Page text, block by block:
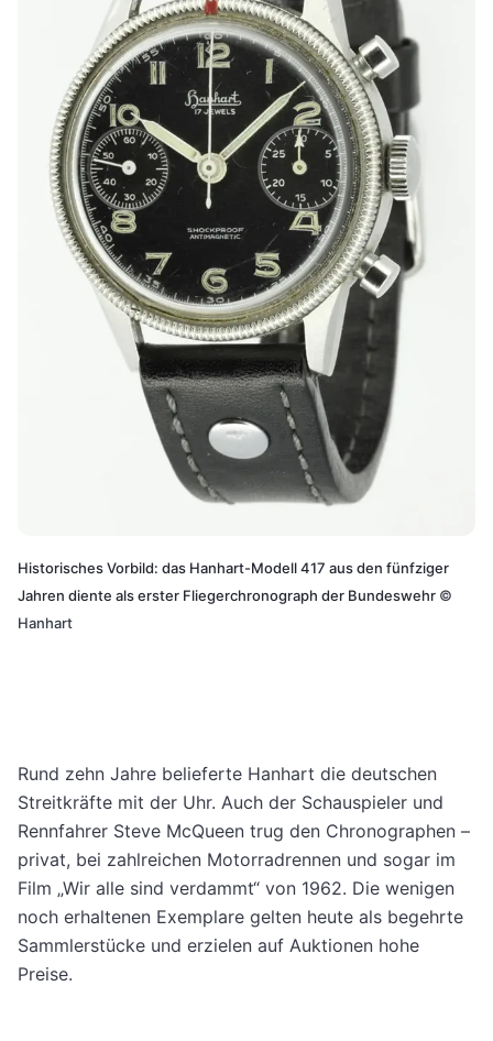
Historisches Vorbild: das Hanhart-Modell 417 aus den fünfziger
Jahren diente als erster Fliegerchronograph der Bundeswehr ©
Hanhart
Rund zehn Jahre belieferte Hanhart die deutschen
Streitkräfte mit der Uhr. Auch der Schauspieler und
Rennfahrer Steve McQueen trug den Chronographen –
privat, bei zahlreichen Motorradrennen und sogar im
Film „Wir alle sind verdammt“ von 1962. Die wenigen
noch erhaltenen Exemplare gelten heute als begehrte
Sammlerstücke und erzielen auf Auktionen hohe
Preise.